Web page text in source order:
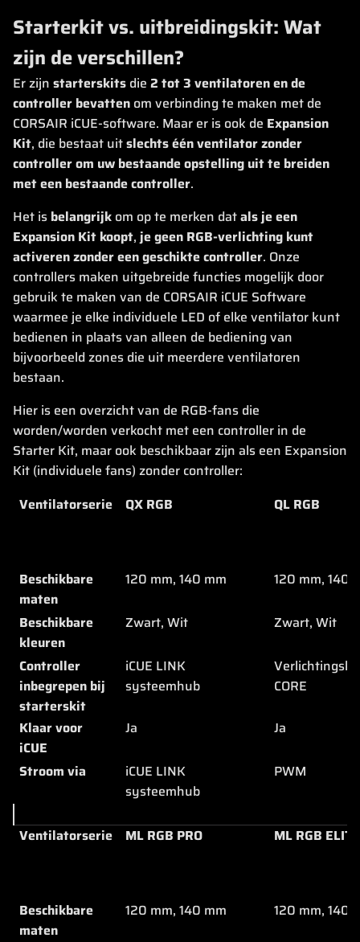
Starterkit vs. uitbreidingskit: Wat
zijn de verschillen?
Er zijn starterskits die 2 tot 3 ventilatorenen de
controller bevatten om verbinding te maken met de
CORSAIR iCUE-software. Maar er is ook de Expansion
Kit, die bestaat uitslechts één ventilator zonder
controller om uw bestaande opstelling uit te breiden
met een bestaande controller.
Het is belangrijk om op te merken datals je een
Expansion Kit koopt, jegeen RGB-verlichting kunt
activerenzonder een geschikte controller. Onze
controllers maken uitgebreide functies mogelijk door
gebruik te maken van de CORSAIR iCUE Software
waarmee je elke individuele LED of elke ventilator kunt
bedienen in plaats van alleen de bediening van
bijvoorbeeld zones die uit meerdere ventilatoren
bestaan.
Hier is een overzicht van de RGB-fans die
worden/worden verkocht met een controller in de
Starter Kit, maar ook beschikbaar zijn als een Expansion
Kit (individuele fans) zonder controller:
Ventilatorserie
QX RGB QL RGB
Beschikbare
maten
120 mm, 140 mm 120 mm, 140
Beschikbare
kleuren
Zwart, Wit Zwart, Wit
Controller
inbegrepen bij
starterskit
iCUE LINK
systeemhub
CORE
Klaar voor
iCUE
Ja Ja
Stroom via
iCUE LINK
systeemhub
PWM
Ventilatorserie ML RGB PRO ML RGB ELITE
Beschikbare
maten
120 mm, 140 mm 120 mm, 140